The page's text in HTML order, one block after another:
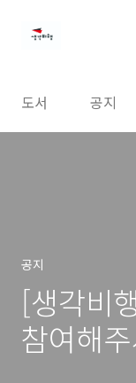
도서 공지
공지
[생각비
참여해